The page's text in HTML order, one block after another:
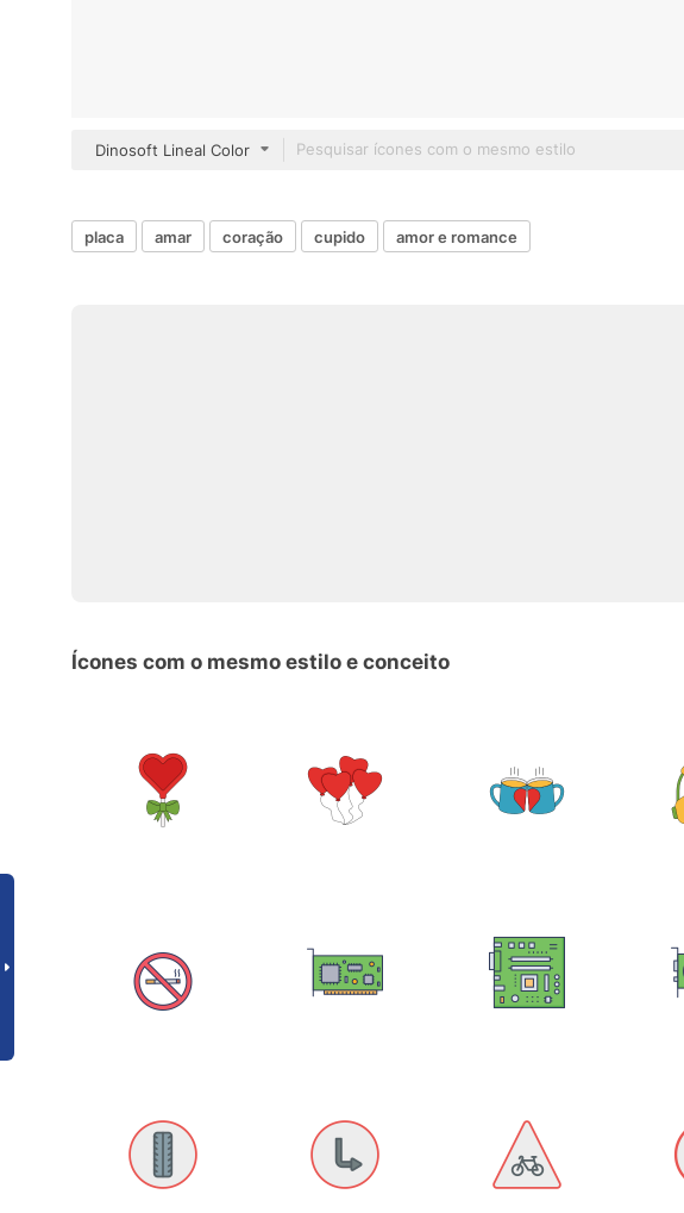
Dinosoft Lineal Color
placa amar coração cupido amor e romance
Ícones com o mesmo estilo e conceito